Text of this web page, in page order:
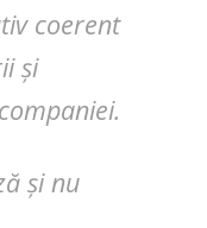
coerent
și
și nu